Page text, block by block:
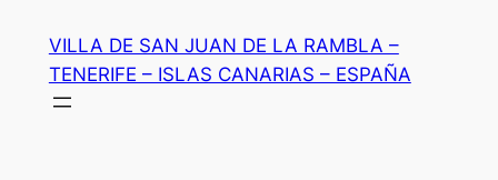
contenido
VILLA DE SAN JUAN DE LA RAMBLA –
TENERIFE – ISLAS CANARIAS – ESPAÑA